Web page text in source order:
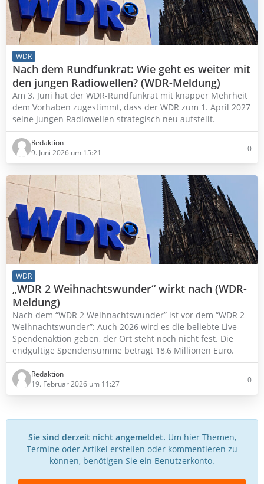
WDR
Nach dem Rundfunkrat: Wie geht es weiter mit
den jungen Radiowellen? (WDR-Meldung)
Am 3. Juni hat der WDR-Rundfunkrat mit knapper Mehrheit
dem Vorhaben zugestimmt, dass der WDR zum 1. April 2027
seine jungen Radiowellen strategisch neu aufstellt.
Redaktion
9. Juni 2026 um 15:21
0
WDR
„WDR 2 Weihnachtswunder“ wirkt nach (WDR-
Meldung)
Nach dem “WDR 2 Weihnachtswunder” ist vor dem “WDR 2
Weihnachtswunder”: Auch 2026 wird es die beliebte Live-
Spendenaktion geben, der Ort steht noch nicht fest. Die
endgültige Spendensumme beträgt 18,6 Millionen Euro.
Redaktion
19. Februar 2026 um 11:27
0
Sie sind derzeit nicht angemeldet. Um hier Themen,
Termine oder Artikel erstellen oder kommentieren zu
können, benötigen Sie ein Benutzerkonto.